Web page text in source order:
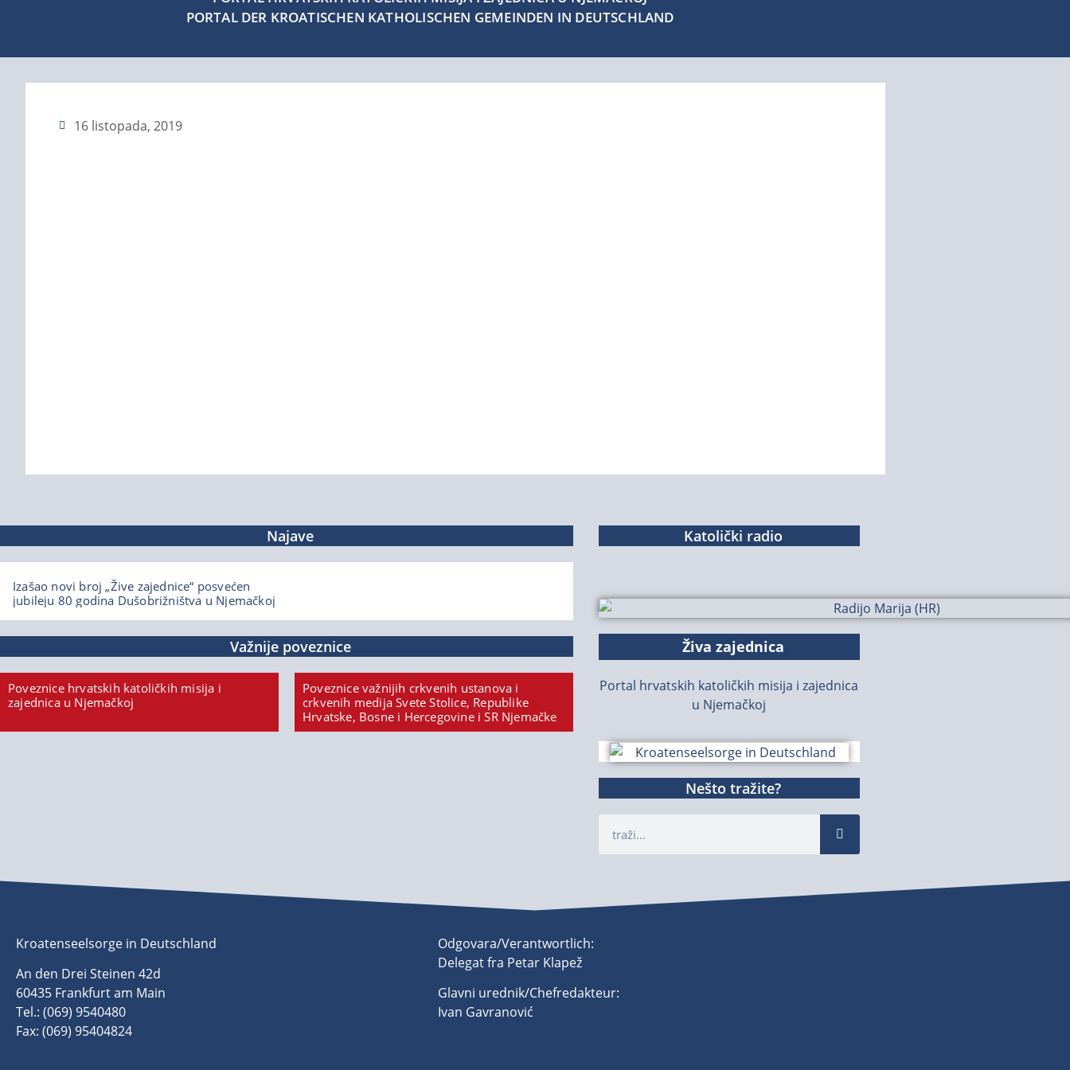
PORTAL DER KROATISCHEN KATHOLISCHEN GEMEINDEN IN DEUTSCHLAND
16 listopada, 2019
Najave
Izašao novi broj „Žive zajednice“ posvećen
jubileju 80 godina Dušobrižništva u Njemačkoj
Važnije poveznice
Poveznice hrvatskih katoličkih misija i
zajednica u Njemačkoj
Poveznice važnijih crkvenih ustanova i
crkvenih medija Svete Stolice, Republike
Hrvatske, Bosne i Hercegovine i SR Njemačke
Katolički radio
Živa zajednica
Portal hrvatskih katoličkih misija i zajednica
u Njemačkoj
Nešto tražite?
Kroatenseelsorge in Deutschland
An den Drei Steinen 42d
60435 Frankfurt am Main
Tel.: (069) 9540480
Fax: (069) 95404824
Odgovara/Verantwortlich:
Delegat fra Petar Klapež
Glavni urednik/Chefredakteur:
Ivan Gavranović